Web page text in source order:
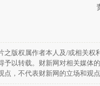
之版权属作者本人及/或相关权
予以转载。财新网对相关媒体
，不代表财新网的立场和观点